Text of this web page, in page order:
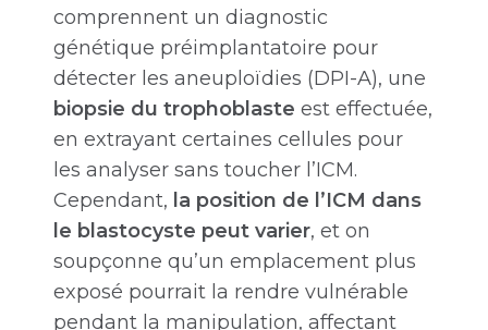
comprennent un diagnostic
génétique préimplantatoire pour
détecter les aneuploïdies (DPI-A), une
biopsie du trophoblaste est effectuée,
en extrayant certaines cellules pour
les analyser sans toucher l’ICM.
Cependant, la position de l’ICM dans
le blastocyste peut varier, et on
soupçonne qu’un emplacement plus
exposé pourrait la rendre vulnérable
pendant la manipulation, affectant